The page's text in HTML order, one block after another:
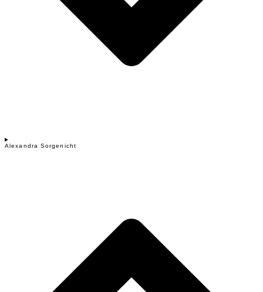
Alexandra Sorgenicht